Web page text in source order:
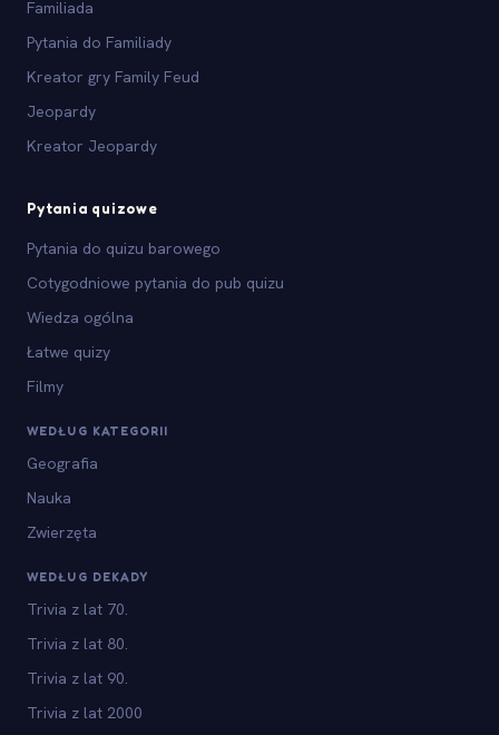
Familiada
Pytania do Familiady
Kreator gry Family Feud
Jeopardy
Kreator Jeopardy
Pytania quizowe
Pytania do quizu barowego
Cotygodniowe pytania do pub quizu
Wiedza ogólna
Łatwe quizy
Filmy
WEDŁUG KATEGORII
Geografia
Nauka
Zwierzęta
WEDŁUG DEKADY
Trivia z lat 70.
Trivia z lat 80.
Trivia z lat 90.
Trivia z lat 2000